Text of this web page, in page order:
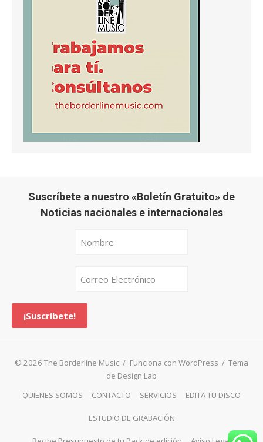
Suscríbete a nuestro «Boletín Gratuito» de
Noticias nacionales e internacionales
© 2026 The Borderline Music / Funciona con WordPress / Tema
de Design Lab
QUIENES SOMOS
CONTACTO SERVICIOS EDITA TU DISCO
ESTUDIO DE GRABACIÓN